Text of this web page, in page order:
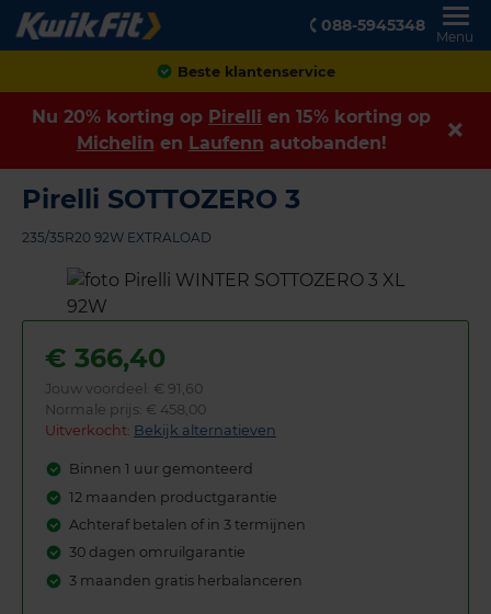
088-5945348
Menu
Achteraf betalen
Nu 20% korting op Pirelli en 15% korting op
Michelin en Laufenn autobanden!
Pirelli SOTTOZERO 3
235/35R20 92W EXTRALOAD
€ 366,40
Jouw voordeel: € 91,60
Normale prijs: € 458,00
Uitverkocht: Bekijk alternatieven
Binnen 1 uur gemonteerd
12 maanden productgarantie
Achteraf betalen of in 3 termijnen
30 dagen omruilgarantie
3 maanden gratis herbalanceren